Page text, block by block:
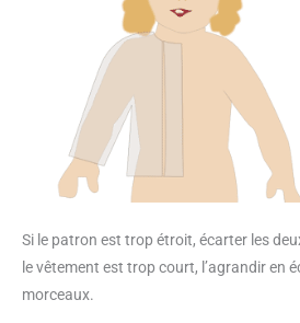
Si le patron est trop étroit, écarter les
le vêtement est trop court, l’agrandir en
morceaux.